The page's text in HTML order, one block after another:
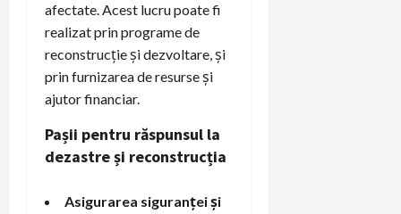
afectate. Acest lucru poate fi
realizat prin programe de
reconstrucție și dezvoltare, și
prin furnizarea de resurse și
ajutor financiar.
Pașii pentru răspunsul la
dezastre și reconstrucția
Asigurarea siguranței și